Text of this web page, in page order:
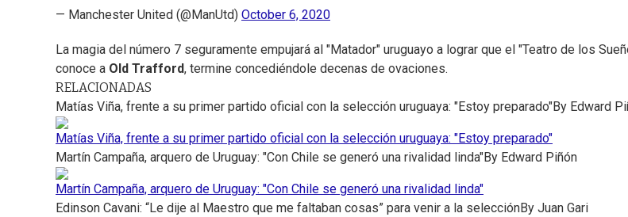
— Manchester United (@ManUtd) October 6, 2020
La magia del número 7 seguramente empujará al "Matador" uruguayo a lograr que el "Teatro de los
conoce a Old Trafford, termine concediéndole decenas de ovaciones.
RELACIONADAS
Matías Viña, frente a su primer partido oficial con la selección uruguaya: "Estoy preparado"By Edward
Matías Viña, frente a su primer partido oficial con la selección uruguaya: "Estoy preparado"
Martín Campaña, arquero de Uruguay: "Con Chile se generó una rivalidad linda"By Edward Piñón
Martín Campaña, arquero de Uruguay: "Con Chile se generó una rivalidad linda"
Edinson Cavani: “Le dije al Maestro que me faltaban cosas” para venir a la selecciónBy Juan Gari